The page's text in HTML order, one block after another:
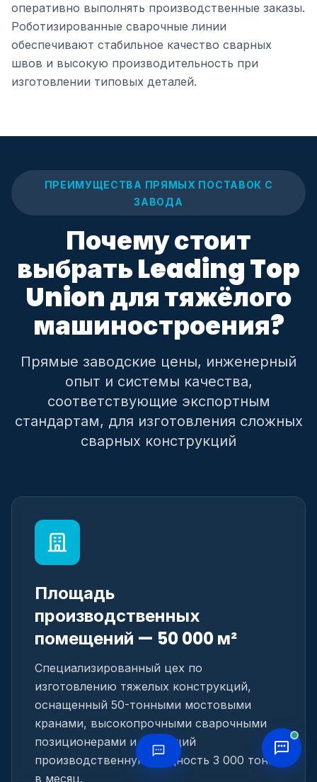
оперативно выполнять производственные заказы.
Роботизированные сварочные линии
обеспечивают стабильное качество сварных
швов и высокую производительность при
изготовлении типовых деталей.
ПРЕИМУЩЕСТВА ПРЯМЫХ ПОСТАВОК С
ЗАВОДА
Почему стоит
выбрать Leading Top
Union для тяжёлого
машиностроения?
Прямые заводские цены, инженерный
опыт и системы качества,
соответствующие экспортным
стандартам, для изготовления сложных
сварных конструкций
Площадь
производственных
помещений — 50 000 м²
Специализированный цех по
изготовлению тяжелых конструкций,
оснащенный 50-тонными мостовыми
кранами, высокопрочными сварочными
позиционерами и имеющий
производственную мощность 3 000 тонн
в месяц.